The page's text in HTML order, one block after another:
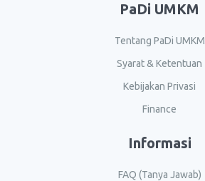
PaDi UMKM
Tentang PaDi UMKM
Syarat & Ketentuan
Kebijakan Privasi
Finance
Informasi
FAQ (Tanya Jawab)